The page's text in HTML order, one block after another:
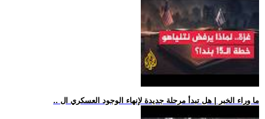
.. ما وراء الخبر | هل تبدأ مرحلة جديدة لإنهاء الوجود العسكري ال